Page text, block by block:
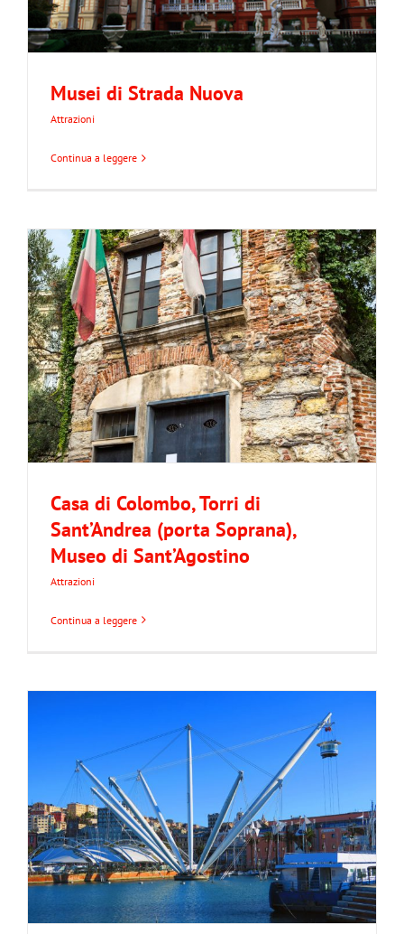
Musei di Strada Nuova
Attrazioni
Continua a leggere
Casa di Colombo, Torri di
Sant’Andrea (porta Soprana),
Museo di Sant’Agostino
Attrazioni
Continua a leggere